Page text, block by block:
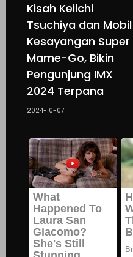
Kisah Keiichi
Tsuchiya dan Mobil
Kesayangan Super
Mame-Go, Bikin
Pengunjung IMX
2024 Terpana
2024-10-07